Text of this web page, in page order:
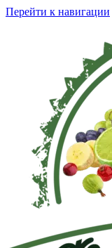
Перейти к навигации